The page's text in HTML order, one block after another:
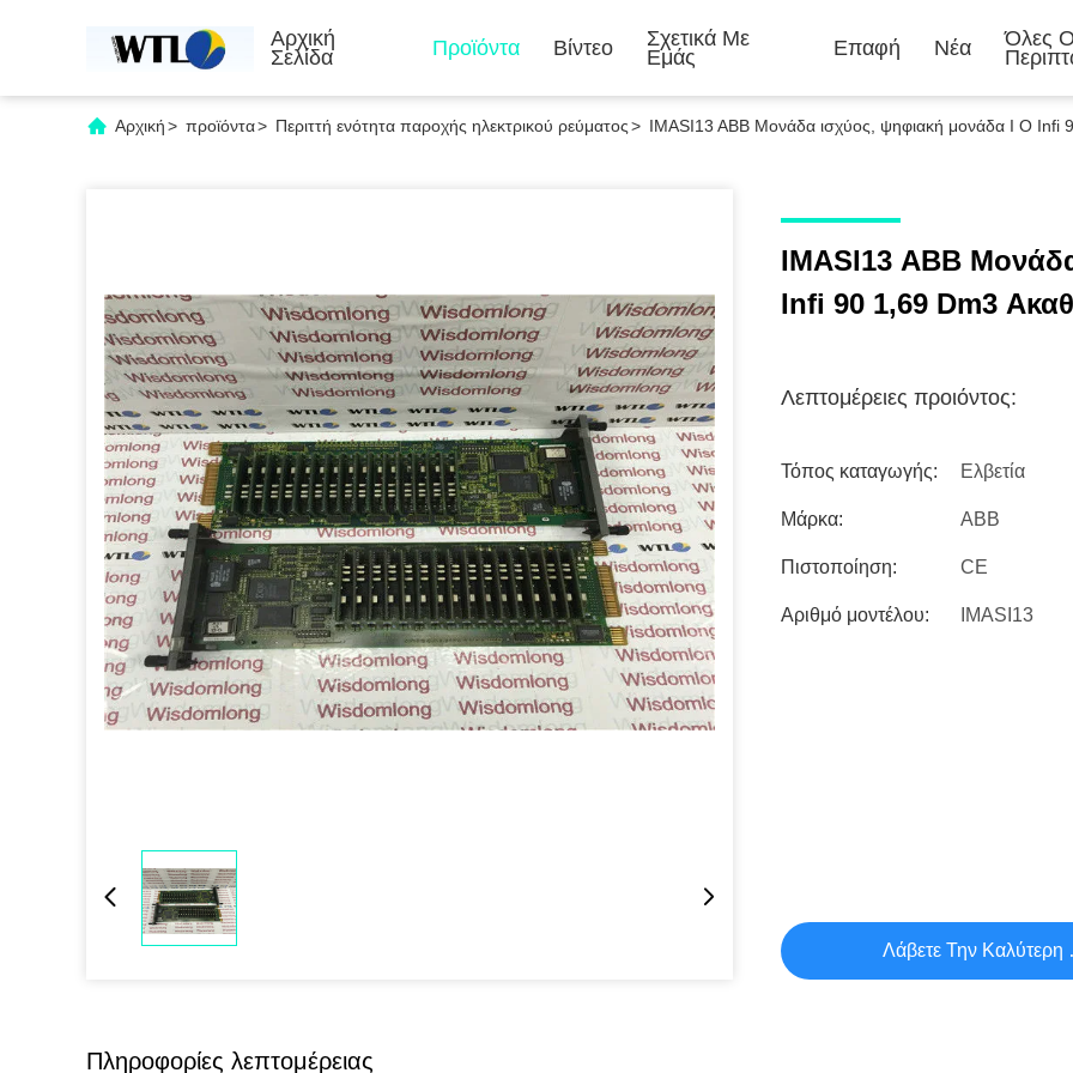
Αρχική
Σελίδα
Προϊόντα Βίντεο
Σχετικά Με
Εμάς
Επαφή Νέα
Όλες
Αρχική> προϊόντα> Περιττή ενότητα παροχής ηλεκτρικού ρεύματος> IMASI13 ABB Μονάδα ισχύος, ψηφιακή μονάδα I O Infi
IMASI13 ABB
Infi 90 1,69 Dm3
Λεπτομέρειες προιόντος:
Τόπος καταγωγής: Ελβετία
Μάρκα: ABB
Πιστοποίηση: CE
Αριθμό μοντέλου: IMASI13
Λάβετε Την Καλύτερη
Πληροφορίες λεπτομέρειας